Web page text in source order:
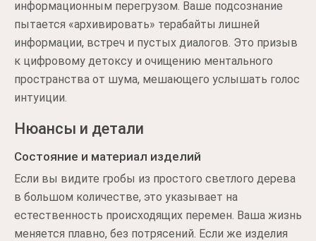
информационным перегрузом. Ваше подсознание
пытается «архивировать» терабайты лишней
информации, встреч и пустых диалогов. Это призыв
к цифровому детоксу и очищению ментального
пространства от шума, мешающего услышать голос
интуиции.
Нюансы и детали
Состояние и материал изделий
Если вы видите гробы из простого светлого дерева
в большом количестве, это указывает на
естественность происходящих перемен. Ваша жизнь
меняется плавно, без потрясений. Если же изделия